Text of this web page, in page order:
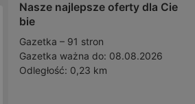
Nasze najlepsze oferty dla Cie
bie
Gazetka – 91 stron
Gazetka ważna do: 08.08.2026
Odległość: 0,23 km